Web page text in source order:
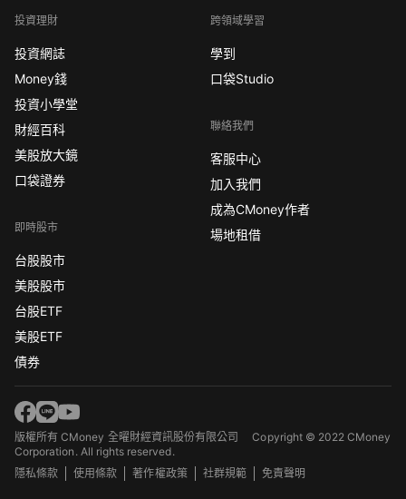
投資理財
投資網誌
Money錢
投資小學堂
財經百科
美股放大鏡
口袋證券
即時股市
台股股市
美股股市
台股ETF
美股ETF
債券
跨領域學習
學到
口袋Studio
聯絡我們
客服中心
加入我們
成為CMoney作者
場地租借
版權所有 CMoney 全曜財經資訊股份有限公司Copyright © 2022 CMoney
Corporation. All rights reserved.
隱私條款
使用條款 著作權政策 社群規範 免責聲明